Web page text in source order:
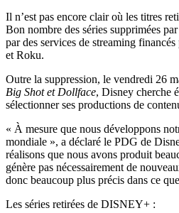
Il n’est pas encore clair où les titres
Bon nombre des séries supprimées
par des services de streaming
et Roku.
Outre la suppression, le vendredi 26
Big Shot et Dollface, Disney cherche
sélectionner ses productions de
« À mesure que nous développons
mondiale », a déclaré le PDG de
réalisons que nous avons produit
génère pas nécessairement de
donc beaucoup plus précis dans ce
Les séries retirées de DISNEY+ :